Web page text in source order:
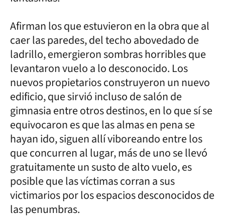
Afirman los que estuvieron en la obra que al
caer las paredes, del techo abovedado de
ladrillo, emergieron sombras horribles que
levantaron vuelo a lo desconocido. Los
nuevos propietarios construyeron un nuevo
edificio, que sirvió incluso de salón de
gimnasia entre otros destinos, en lo que sí se
equivocaron es que las almas en pena se
hayan ido, siguen allí viboreando entre los
que concurren al lugar, más de uno se llevó
gratuitamente un susto de alto vuelo, es
posible que las víctimas corran a sus
victimarios por los espacios desconocidos de
las penumbras.